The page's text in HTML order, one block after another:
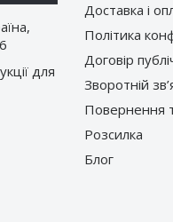
для
Доставка і
Політика
Договір
Зворотній
Повернення
Розсилка
Блог